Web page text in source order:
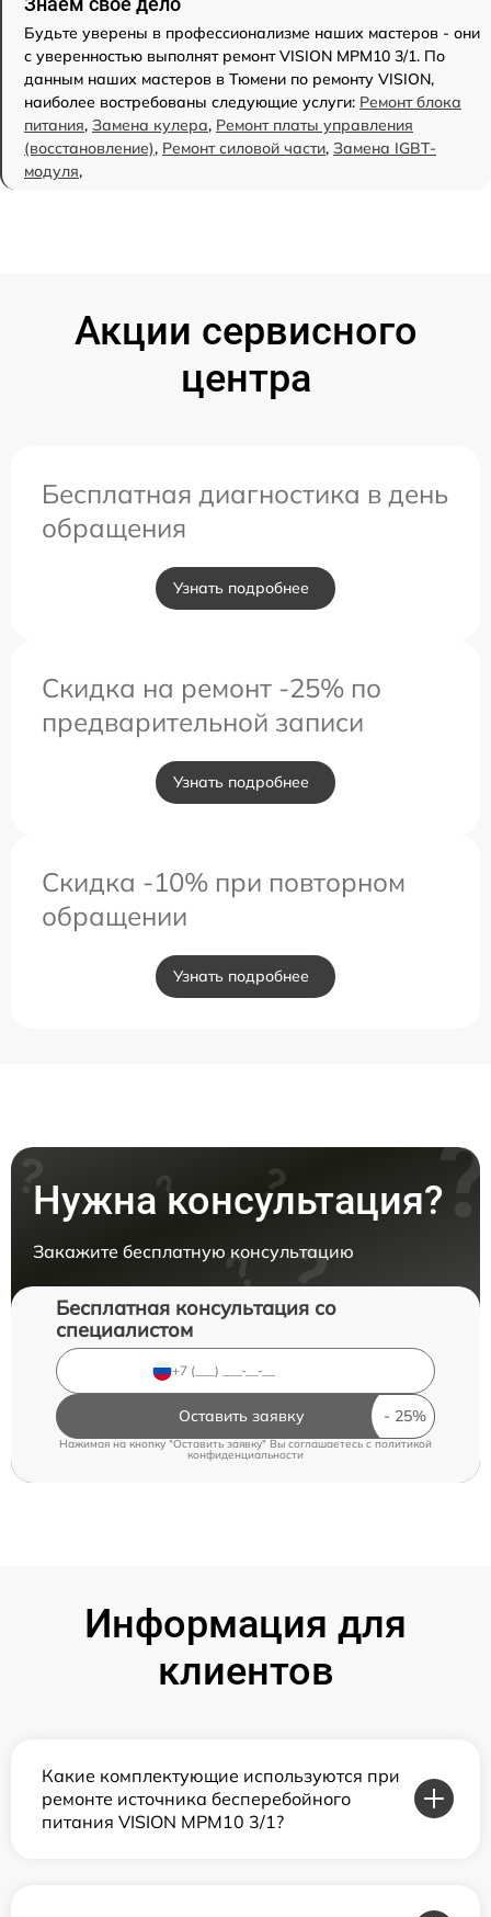
Будьте уверены в профессионализме наших мастеров - они
с уверенностью выполнят ремонт VISION MPM10 3/1. По
данным наших мастеров в Тюмени по ремонту VISION,
наиболее востребованы следующие услуги: Ремонт блока
питания, Замена кулера, Ремонт платы управления
(восстановление), Ремонт силовой части, Замена IGBT-
модуля,
Акции сервисного
центра
Бесплатная диагностика в день
обращения
Узнать подробнее
Скидка на ремонт -25% по
предварительной записи
Узнать подробнее
Скидка -10% при повторном
обращении
Узнать подробнее
Нужна консультация?
Закажите бесплатную консультацию
Бесплатная консультация со
специалистом
Оставить заявку
Нажимая на кнопку "Оставить заявку" Вы соглашаетесь cполитикой
конфиденциальности
Информация для
клиентов
Какие комплектующие используются при
ремонте источника бесперебойного
питания VISION MPM10 3/1?